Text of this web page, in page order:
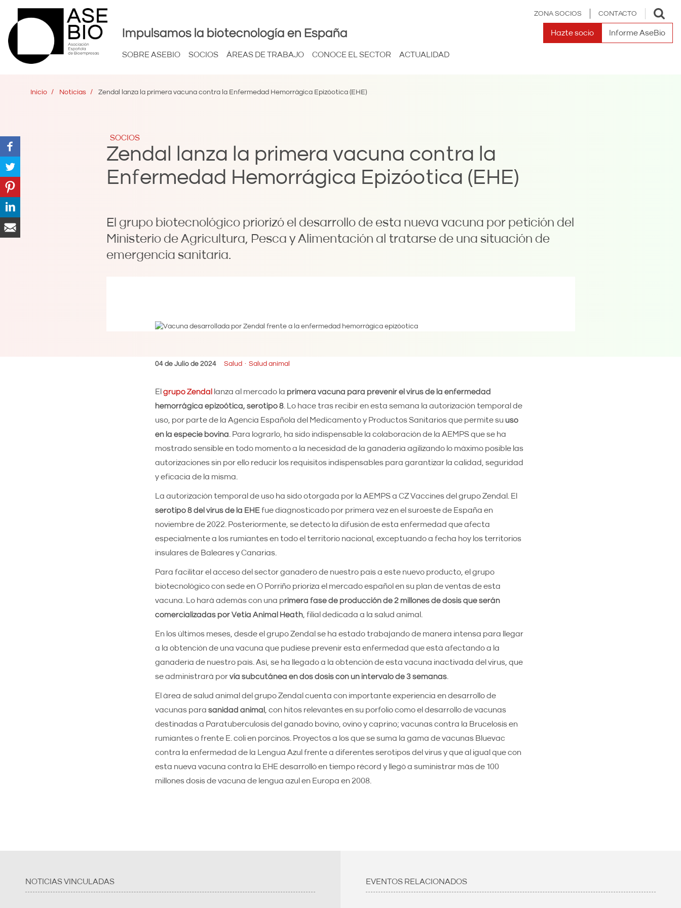
ZONA SOCIOS CONTACTO
Toggle
search
Impulsamos la biotecnología en España Hazte socio Informe AseBio
SOBRE ASEBIO SOCIOS ÁREAS DE TRABAJO CONOCE EL SECTOR ACTUALIDAD
Inicio Noticias Zendal lanza la primera vacuna contra la Enfermedad Hemorrágica Epizóotica (EHE)
SOCIOS
Zendal lanza la primera vacuna contra la
Enfermedad Hemorrágica Epizóotica (EHE)
El grupo biotecnológico priorizó el desarrollo de esta nueva vacuna por petición del
Ministerio de Agricultura, Pesca y Alimentación al tratarse de una situación de
emergencia sanitaria.
04 de Julio de 2024 Salud Salud animal
El grupo Zendal lanza al mercado la primera vacuna para prevenir el virus de la enfermedad
hemorrágica epizoótica, serotipo 8. Lo hace tras recibir en esta semana la autorización temporal de
uso, por parte de la Agencia Española del Medicamento y Productos Sanitarios que permite su uso
en la especie bovina . Para lograrlo, ha sido indispensable la colaboración de la AEMPS que se ha
mostrado sensible en todo momento a la necesidad de la ganadería agilizando lo máximo posible las
autorizaciones sin por ello reducir los requisitos indispensables para garantizar la calidad, seguridad
y eficacia de la misma.
La autorización temporal de uso ha sido otorgada por la AEMPS a CZ Vaccines del grupo Zendal. El
serotipo 8 del virus de la EHEfue diagnosticado por primera vez en el suroeste de España en
noviembre de 2022. Posteriormente, se detectó la difusión de esta enfermedad que afecta
especialmente a los rumiantes en todo el territorio nacional, exceptuando a fecha hoy los territorios
insulares de Baleares y Canarias.
Para facilitar el acceso del sector ganadero de nuestro país a este nuevo producto, el grupo
biotecnológico con sede en O Porriño prioriza el mercado español en su plan de ventas de esta
vacuna. Lo hará además con una primera fase de producción de 2 millones de dosis que serán
comercializadas por Vetia Animal Heath, filial dedicada a la salud animal.
En los últimos meses, desde el grupo Zendal se ha estado trabajando de manera intensa para llegar
a la obtención de una vacuna que pudiese prevenir esta enfermedad que está afectando a la
ganadería de nuestro país. Así, se ha llegado a la obtención de esta vacuna inactivada del virus, que
se administrará porvía subcutánea en dos dosis con un intervalo de 3 semanas.
El área de salud animal del grupo Zendal cuenta con importante experiencia en desarrollo de
vacunas para sanidad animal
, con hitos relevantes en su porfolio como el desarrollo de vacunas
destinadas a Paratuberculosis del ganado bovino, ovino y caprino; vacunas contra la Brucelosis en
rumiantes o frente E. coli en porcinos. Proyectos a los que se suma la gama de vacunas Bluevac
contra la enfermedad de la Lengua Azul frente a diferentes serotipos del virus y que al igual que con
esta nueva vacuna contra la EHE desarrolló en tiempo récord y llegó a suministrar más de 100
millones dosis de vacuna de lengua azul en Europa en 2008.
NOTICIAS VINCULADAS EVENTOS RELACIONADOS